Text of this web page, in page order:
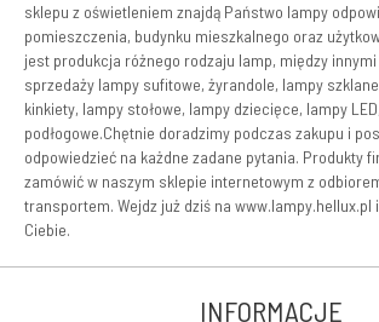
sklepu z oświetleniem znajdą Państwo lampy
pomieszczenia, budynku mieszkalnego oraz
jest produkcja różnego rodzaju lamp, między
sprzedaży lampy sufitowe, żyrandole, lampy
kinkiety, lampy stołowe, lampy dziecięce, lampy
podłogowe.Chętnie doradzimy podczas zakupu i
odpowiedzieć na każdne zadane pytania. Produkty
zamówić w naszym sklepie internetowym z
transportem. Wejdz już dziś na
Ciebie.
INFORMACJE